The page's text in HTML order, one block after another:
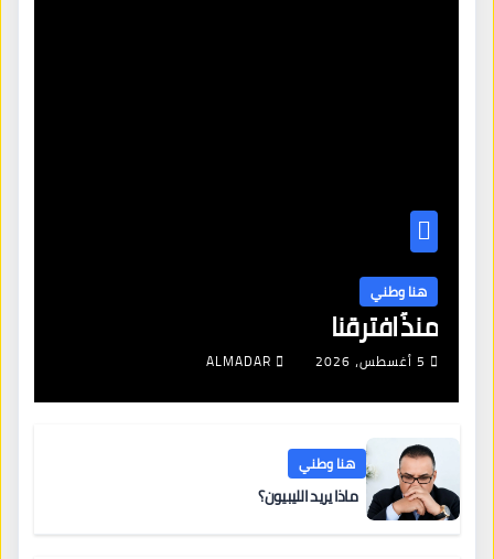
هنا وطني
منذُ افترقنا
5 أغسطس، 2026 ALMADAR
هنا وطني
ماذا يريد الليبيون؟